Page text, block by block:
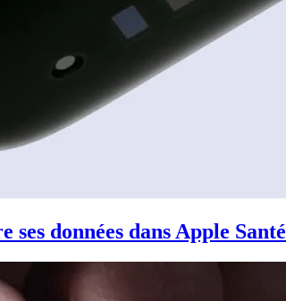
données dans Apple Santé